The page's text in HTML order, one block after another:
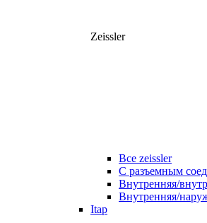
Zeissler
Все zeissler
С разъемным
Внутренняя/
Внутренняя/
Itap